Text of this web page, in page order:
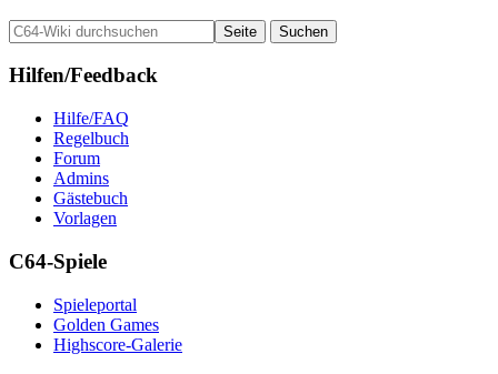
Hilfen/Feedback
Hilfe/FAQ
Regelbuch
Forum
Admins
Gästebuch
Vorlagen
C64-Spiele
Spieleportal
Golden Games
Highscore-Galerie